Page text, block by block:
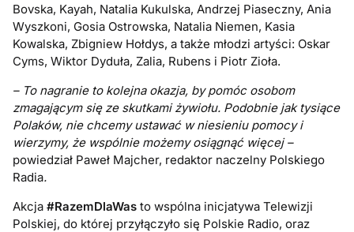
Bovska, Kayah, Natalia Kukulska, Andrzej Piaseczny, Ania
Wyszkoni, Gosia Ostrowska, Natalia Niemen, Kasia
Kowalska, Zbigniew Hołdys, a także młodzi artyści: Oskar
Cyms, Wiktor Dyduła, Zalia, Rubens i Piotr Zioła.
– To nagranie to kolejna okazja, by pomóc osobom
zmagającym się ze skutkami żywiołu. Podobnie jak tysiące
Polaków, nie chcemy ustawać w niesieniu pomocy i
wierzymy, że wspólnie możemy osiągnąć więcej –
powiedział Paweł Majcher, redaktor naczelny Polskiego
Radia.
Akcja #RazemDlaWas to wspólna inicjatywa Telewizji
Polskiej, do której przyłączyło się Polskie Radio, oraz